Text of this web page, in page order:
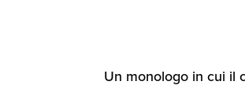
Un monologo in cui il